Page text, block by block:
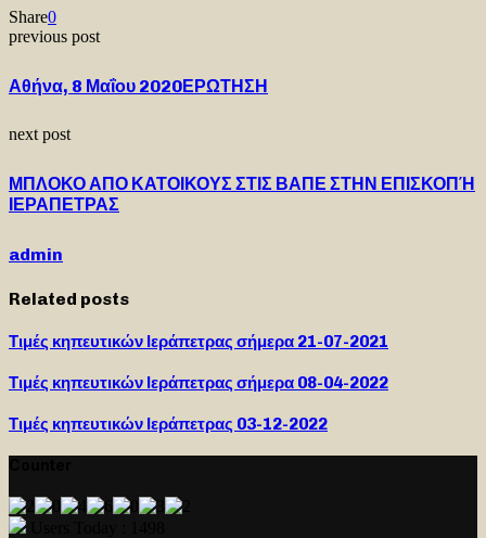
Share0
previous post
Αθήνα, 8 Μαΐου 2020ΕΡΩΤΗΣΗ
next post
ΜΠΛΟΚΟ ΑΠΟ ΚΑΤΟΙΚΟΥΣ ΣΤΙΣ ΒΑΠΕ ΣΤΗΝ ΕΠΙΣΚΟΠΉ
ΙΕΡΑΠΕΤΡΑΣ
admin
Related posts
Τιμές κηπευτικών Ιεράπετρας σήμερα 21-07-2021
Τιμές κηπευτικών Ιεράπετρας σήμερα 08-04-2022
Τιμές κηπευτικών Ιεράπετρας 03-12-2022